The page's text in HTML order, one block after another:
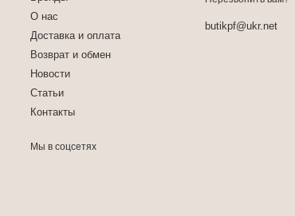
О нас
Доставка и оплата
Возврат и обмен
Новости
Статьи
Контакты
Мы в соцсетях
butikpf@ukr.net